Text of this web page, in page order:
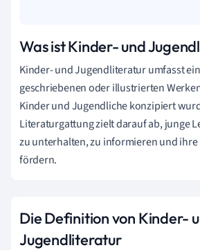
Was ist Kinder- und
Kinder- und Jugendliteratur umfasst
geschriebenen oder illustrierten
Kinder und Jugendliche konzipiert
Literaturgattung zielt darauf ab, junge
zu unterhalten, zu informieren und ihre
fördern.
Die Definition von Kinder-
Jugendliteratur